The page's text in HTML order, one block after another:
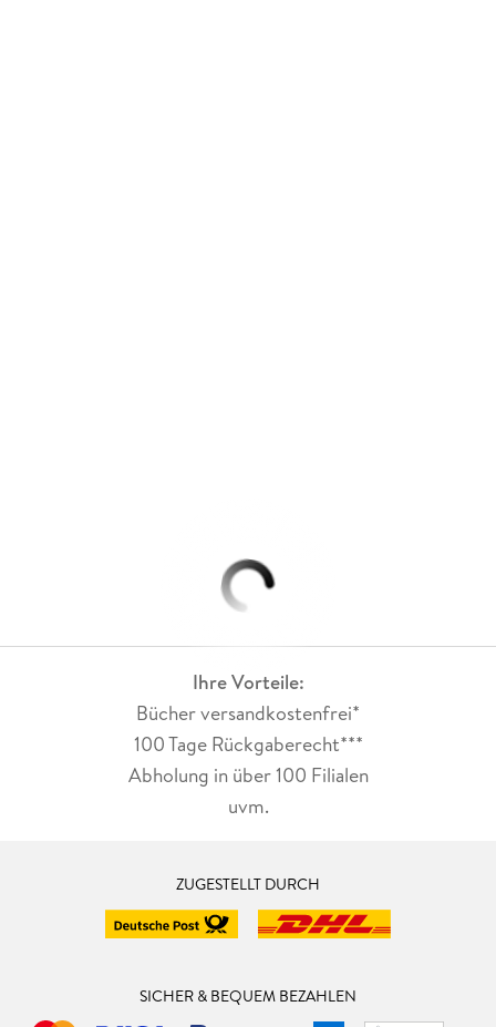
Ihre Vorteile:
Bücher versandkostenfrei*
100 Tage Rückgaberecht***
Abholung in über 100 Filialen
uvm.
ZUGESTELLT DURCH
SICHER & BEQUEM BEZAHLEN